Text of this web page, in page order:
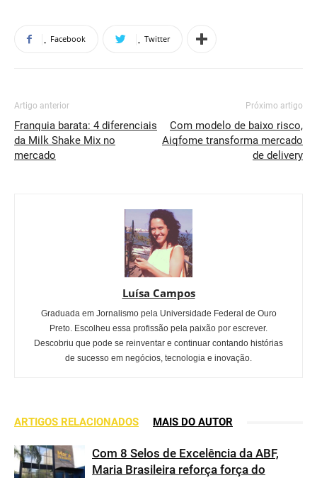
Facebook Twitter
Artigo anterior
Franquia barata: 4 diferenciais
da Milk Shake Mix no
mercado
Próximo artigo
Com modelo de baixo risco,
Aiqfome transforma mercado
de delivery
Luísa Campos
Graduada em Jornalismo pela Universidade Federal de Ouro
Preto. Escolheu essa profissão pela paixão por escrever.
Descobriu que pode se reinventar e continuar contando histórias
de sucesso em negócios, tecnologia e inovação.
ARTIGOS RELACIONADOS MAIS DO AUTOR
Com 8 Selos de Excelência da ABF,
Maria Brasileira reforça força do